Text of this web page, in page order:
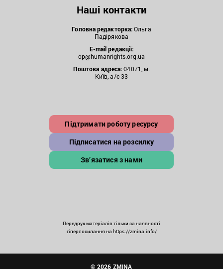
Наші контакти
Головна редакторка:Ольга
Падірякова
E-mail редакції:
op@humanrights.org.ua
Поштова адреса:04071, м.
Київ, а/с 33
Підтримати роботу ресурсу
Підписатися на розсилку
Зв’язатися з нами
Передрук матеріалів тільки за наявності
гіперпосилання на https://zmina.info/
© 2026 ZMINA